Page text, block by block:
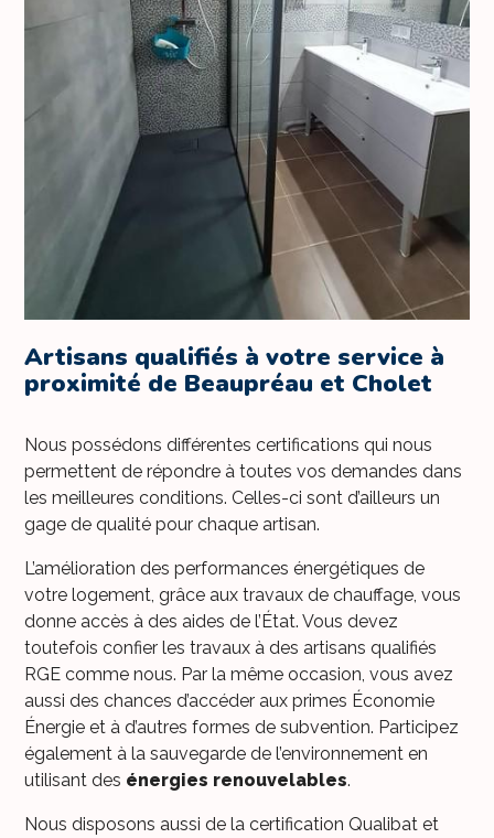
Artisans qualifiés à votre service à
proximité de Beaupréau et Cholet
Nous possédons différentes certifications qui nous
permettent de répondre à toutes vos demandes dans
les meilleures conditions. Celles-ci sont d’ailleurs un
gage de qualité pour chaque artisan.
L’amélioration des performances énergétiques de
votre logement, grâce aux travaux de chauffage, vous
donne accès à des aides de l’État. Vous devez
toutefois confier les travaux à des artisans qualifiés
RGE comme nous. Par la même occasion, vous avez
aussi des chances d’accéder aux primes Économie
Énergie et à d’autres formes de subvention. Participez
également à la sauvegarde de l’environnement en
utilisant des énergies renouvelables.
Nous disposons aussi de la certification Qualibat et